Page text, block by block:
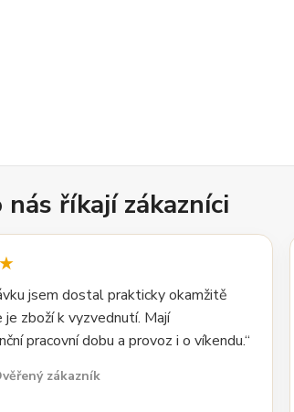
nás říkají zákazníci
jsem dostal prakticky okamžitě
je zboží k vyzvednutí. Mají
pracovní dobu a provoz i o víkendu.“
zákazník